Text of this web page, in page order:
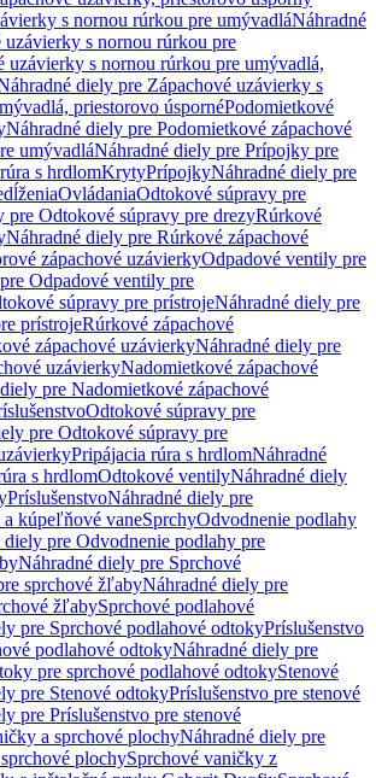
s nornou rúrkou pre umývadláNáhradné
s nornou rúrkou pre
uzávierky s nornou rúrkou pre umývadlá,
diely pre Zápachové uzávierky s
priestorovo úspornéPodomietkové
Náhradné diely pre Podomietkové zápachové
umývadláNáhradné diely pre Prípojky pre
s hrdlomKrytyPrípojkyNáhradné diely pre
OvládaniaOdtokové súpravy pre
pre Odtokové súpravy pre drezyRúrkové
Náhradné diely pre Rúrkové zápachové
zápachové uzávierkyOdpadové ventily pre
Odpadové ventily pre
súpravy pre prístrojeNáhradné diely pre
prístrojeRúrkové zápachové
zápachové uzávierkyNáhradné diely pre
uzávierkyNadomietkové zápachové
pre Nadomietkové zápachové
Odtokové súpravy pre
pre Odtokové súpravy pre
Pripájacia rúra s hrdlomNáhradné
s hrdlomOdtokové ventilyNáhradné diely
PríslušenstvoNáhradné diely pre
a kúpeľňové vaneSprchyOdvodnenie podlahy
diely pre Odvodnenie podlahy pre
Náhradné diely pre Sprchové
sprchové žľabyNáhradné diely pre
žľabySprchové podlahové
pre Sprchové podlahové odtokyPríslušenstvo
podlahové odtokyNáhradné diely pre
pre sprchové podlahové odtokyStenové
pre Stenové odtokyPríslušenstvo pre stenové
pre Príslušenstvo pre stenové
a sprchové plochyNáhradné diely pre
plochySprchové vaničky z